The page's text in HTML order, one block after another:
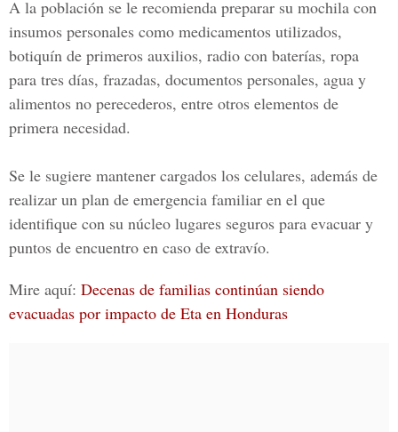
A la población se le recomienda preparar su mochila con
insumos personales como medicamentos utilizados,
botiquín de primeros auxilios, radio con baterías, ropa
para tres días, frazadas, documentos personales, agua y
alimentos no perecederos, entre otros elementos de
primera necesidad.
Se le sugiere mantener cargados los celulares, además de
realizar un plan de emergencia familiar en el que
identifique con su núcleo lugares seguros para evacuar y
puntos de encuentro en caso de extravío.
Mire aquí: Decenas de familias continúan siendo
evacuadas por impacto de Eta en Honduras